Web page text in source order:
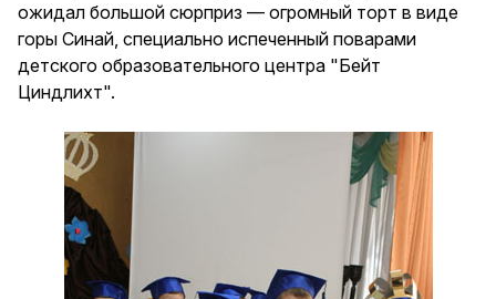
ожидал большой сюрприз — огромный торт в виде
горы Синай, специально испеченный поварами
детского образовательного центра "Бейт
Циндлихт".